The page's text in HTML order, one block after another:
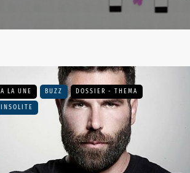
A LA UNE BUZZ DOSSIER - THEMA
INSOLITE